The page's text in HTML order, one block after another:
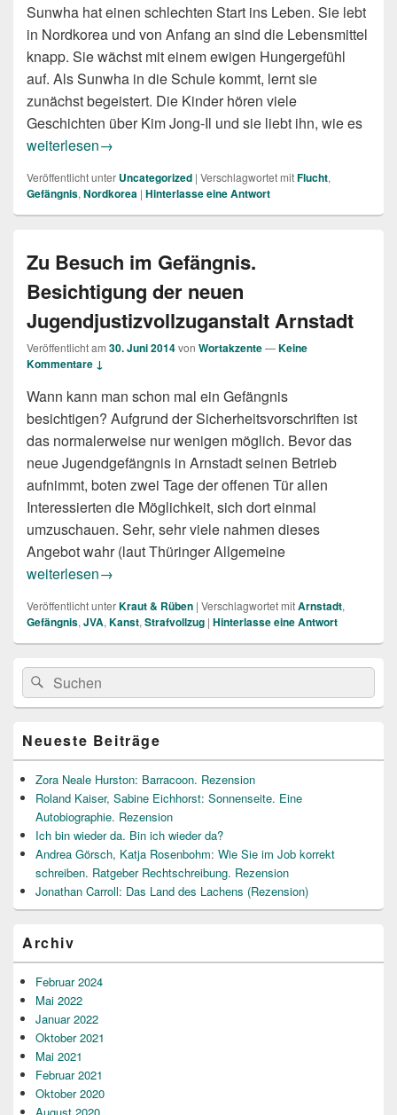
Sunwha hat einen schlechten Start ins Leben. Sie lebt
in Nordkorea und von Anfang an sind die Lebensmittel
knapp. Sie wächst mit einem ewigen Hungergefühl
auf. Als Sunwha in die Schule kommt, lernt sie
zunächst begeistert. Die Kinder hören viele
Geschichten über Kim Jong-Il und sie liebt ihn, wie es
Lucia Jang: Ich bat den Himmel um ein Leben
weiterlesen→
Veröffentlicht unter Uncategorized | Verschlagwortet mitFlucht,
Gefängnis, Nordkorea | Hinterlasse eine Antwort
Zu Besuch im Gefängnis.
Besichtigung der neuen
Jugendjustizvollzuganstalt Arnstadt
Veröffentlicht am 30. Juni 2014von Wortakzente—Keine
Kommentare ↓
Wann kann man schon mal ein Gefängnis
besichtigen? Aufgrund der Sicherheitsvorschriften ist
das normalerweise nur wenigen möglich. Bevor das
neue Jugendgefängnis in Arnstadt seinen Betrieb
aufnimmt, boten zwei Tage der offenen Tür allen
Interessierten die Möglichkeit, sich dort einmal
umzuschauen. Sehr, sehr viele nahmen dieses
Angebot wahr (laut Thüringer Allgemeine
Zu Besuch im Gefängnis. Besichtigung der neuen
weiterlesen→
Veröffentlicht unterKraut & Rüben | Verschlagwortet mitArnstadt,
Gefängnis, JVA, Kanst, Strafvollzug | Hinterlasse eine Antwort
Primärer
Seitenleisten
Widget-
Bereich
Suche
nach:
Suchen
Neueste Beiträge
Zora Neale Hurston: Barracoon. Rezension
Roland Kaiser, Sabine Eichhorst: Sonnenseite. Eine
Autobiographie. Rezension
Ich bin wieder da. Bin ich wieder da?
Andrea Görsch, Katja Rosenbohm: Wie Sie im Job korrekt
schreiben. Ratgeber Rechtschreibung. Rezension
Jonathan Carroll: Das Land des Lachens (Rezension)
Archiv
Februar 2024
Mai 2022
Januar 2022
Oktober 2021
Mai 2021
Februar 2021
Oktober 2020